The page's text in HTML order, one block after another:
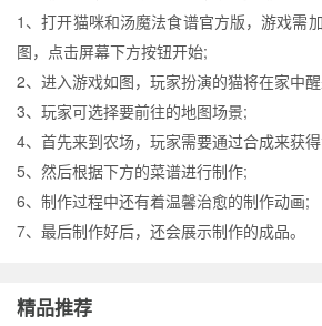
1、打开猫咪和汤魔法食谱官方版，游戏需
图，点击屏幕下方按钮开始;
2、进入游戏如图，玩家扮演的猫将在家中
3、玩家可选择要前往的地图场景;
4、首先来到农场，玩家需要通过合成来获
5、然后根据下方的菜谱进行制作;
6、制作过程中还有着温馨治愈的制作动画;
7、最后制作好后，还会展示制作的成品。
精品推荐